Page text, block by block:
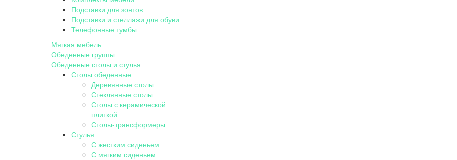
Подставки для зонтов
Подставки и стеллажи для обуви
Телефонные тумбы
Мягкая мебель
Обеденные группы
Обеденные столы и стулья
Столы обеденные
Деревянные столы
Стеклянные столы
Столы с керамической
плиткой
Столы-трансформеры
Стулья
С жестким сиденьем
С мягким сиденьем